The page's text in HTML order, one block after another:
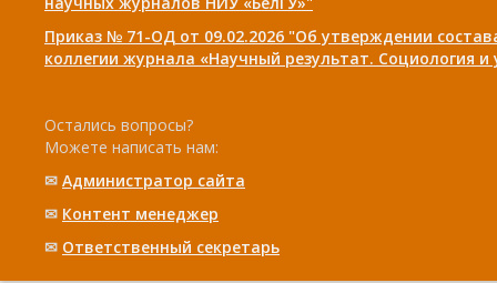
Приказ № 71-ОД от 09.02.2026 "Об утверждении
коллегии журнала «Научный результат. Социология и
Остались вопросы?
Можете написать нам:
✉ Администратор сайта
✉ Контент менеджер
✉ Ответственный cекретарь